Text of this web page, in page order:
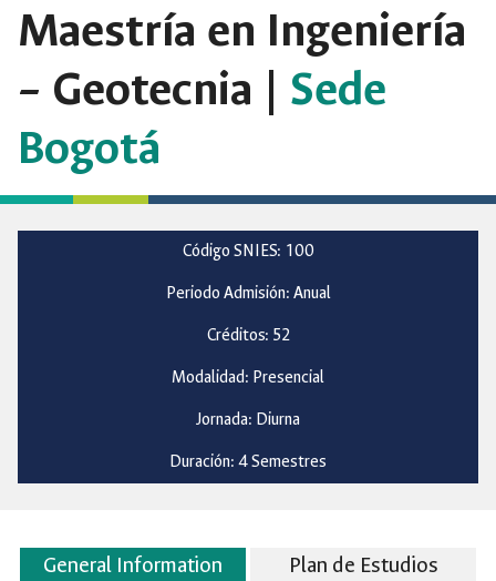
Maestría en Ingeniería
– Geotecnia | Sede
Bogotá
Código SNIES: 100
Periodo Admisión: Anual
Créditos: 52
Modalidad: Presencial
Jornada: Diurna
Duración: 4 Semestres
General Information
Plan de Estudios